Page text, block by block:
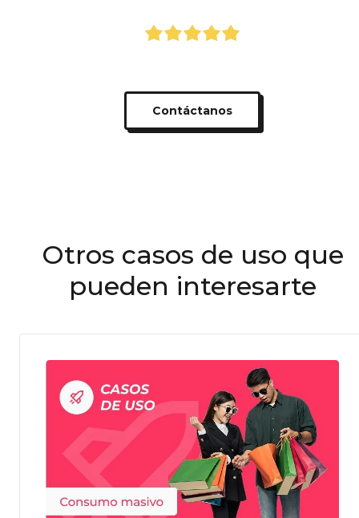
Contáctanos
Otros casos de uso que
pueden interesarte